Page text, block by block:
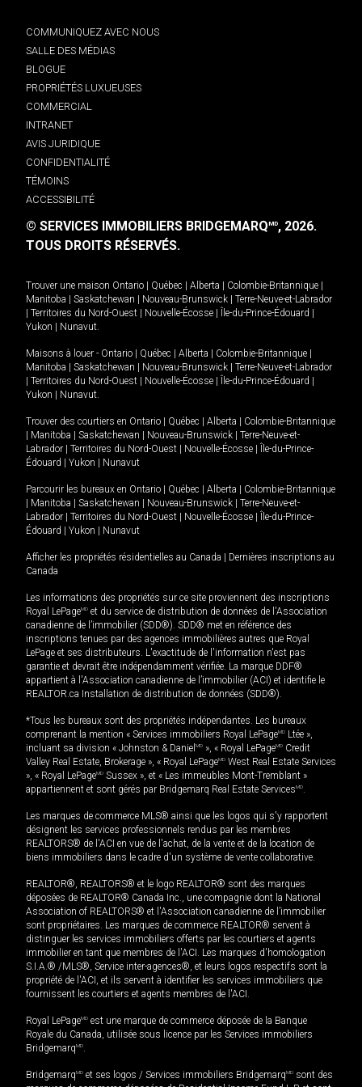
COMMUNIQUEZ AVEC NOUS
SALLE DES MÉDIAS
BLOGUE
PROPRIÉTÉS LUXUEUSES
COMMERCIAL
INTRANET
AVIS JURIDIQUE
CONFIDENTIALITÉ
TÉMOINS
ACCESSIBILITÉ
© SERVICES IMMOBILIERS BRIDGEMARQMD, 2026.
TOUS DROITS RÉSERVÉS.
Trouver une maison Ontario Québec Alberta Colombie-Britannique
Manitoba
Saskatchewan Nouveau-Brunswick
Terre-Neuve-et-Labrador
Territoires du Nord-Ouest Nouvelle-Écosse Île-du-Prince-Édouard
Yukon
Nunavut.
Maisons à louer - Ontario Québec Alberta Colombie-Britannique
Manitoba
Saskatchewan Nouveau-Brunswick
Terre-Neuve-et-Labrador
Territoires du Nord-Ouest Nouvelle-Écosse Île-du-Prince-Édouard
Yukon
Nunavut.
Trouver des courtiers en Ontario Québec Alberta
Colombie-Britannique
Manitoba Saskatchewan Nouveau-Brunswick
Terre-Neuve-et-
Labrador
Territoires du Nord-Ouest Nouvelle-Écosse
Île-du-Prince-
Édouard
Yukon Nunavut
Parcourir les bureaux en Ontario Québec Alberta
Colombie-Britannique
Manitoba Saskatchewan Nouveau-Brunswick
Terre-Neuve-et-
Labrador
Territoires du Nord-Ouest Nouvelle-Écosse
Île-du-Prince-
Édouard
Yukon Nunavut
Afficher les propriétés résidentielles au Canada
Dernières inscriptions au
Canada
Les informations des propriétés sur ce site proviennent des inscriptions
Royal LePageMD et du service de distribution de données de l'Association
canadienne de l’immobilier (SDD®). SDD® met en référence des
inscriptions tenues par des agences immobilières autres que Royal
LePage et ses distributeurs. L'exactitude de l'information n'est pas
garantie et devrait être indépendamment vérifiée. La marque DDF®
appartient à l'Association canadienne de l’immobilier (ACI) et identifie le
REALTOR.ca Installation de distribution de données (SDD®).
*Tous les bureaux sont des propriétés indépendantes. Les bureaux
comprenant la mention « Services immobiliers Royal LePageMD Ltée »,
incluant sa division « Johnston & Daniel MD », « Royal LePageMD Credit
Valley Real Estate, Brokerage », « Royal LePageMD West Real Estate Services
», « Royal LePageMD Sussex », et « Les immeubles Mont-Tremblant »
appartiennent et sont gérés par Bridgemarq Real Estate ServicesMD.
Les marques de commerce MLS® ainsi que les logos qui s'y rapportent
désignent les services professionnels rendus par les membres
REALTORS® de l'ACI en vue de l'achat, de la vente et de la location de
biens immobiliers dans le cadre d'un système de vente collaborative.
REALTOR®, REALTORS® et le logo REALTOR® sont des marques
déposées de REALTOR® Canada Inc., une compagnie dont la National
Association of REALTORS® et l'Association canadienne de l’immobilier
sont propriétaires. Les marques de commerce REALTOR® servent à
distinguer les services immobiliers offerts par les courtiers et agents
immobilier en tant que membres de l'ACI. Les marques d'homologation
S.I.A.® /MLS®, Service inter-agences®, et leurs logos respectifs sont la
propriété de l'ACI, et ils servent à identifier les services immobiliers que
fournissent les courtiers et agents membres de l'ACI.
Royal LePageMD est une marque de commerce déposée de la Banque
Royale du Canada, utilisée sous licence par les Services immobiliers
BridgemarqMD.
BridgemarqMD et ses logos / Services immobiliers BridgemarqMD sont des